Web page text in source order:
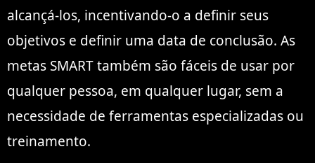
alcançá-los, incentivando-o a definir seus
objetivos e definir uma data de conclusão. As
metas SMART também são fáceis de usar por
qualquer pessoa, em qualquer lugar, sem a
necessidade de ferramentas especializadas ou
treinamento.